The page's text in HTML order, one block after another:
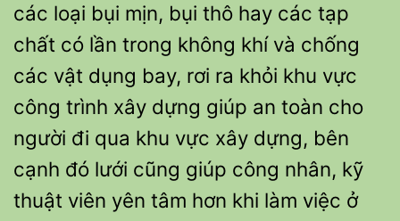
các loại bụi mịn, bụi thô hay các tạp
chất có lần trong không khí và chống
các vật dụng bay, rơi ra khỏi khu vực
công trình xây dựng giúp an toàn cho
người đi qua khu vực xây dựng, bên
cạnh đó lưới cũng giúp công nhân, kỹ
thuật viên yên tâm hơn khi làm việc ở